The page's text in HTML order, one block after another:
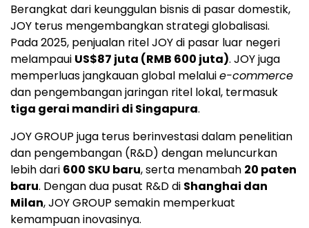
Berangkat dari keunggulan bisnis di pasar domestik,
JOY terus mengembangkan strategi globalisasi.
Pada 2025, penjualan ritel JOY di pasar luar negeri
melampaui US$87 juta (RMB 600 juta). JOY juga
memperluas jangkauan global melaluie-commerce
dan pengembangan jaringan ritel lokal, termasuk
tiga gerai mandiri di Singapura.
JOY GROUP juga terus berinvestasi dalam penelitian
dan pengembangan (R&D) dengan meluncurkan
lebih dari 600 SKU baru, serta menambah 20 paten
baru. Dengan dua pusat R&D di Shanghai dan
Milan, JOY GROUP semakin memperkuat
kemampuan inovasinya.